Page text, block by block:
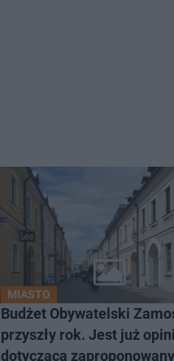
MIASTO
Budżet Obywatelski
przyszły rok. Jest już opinia
dotycząca